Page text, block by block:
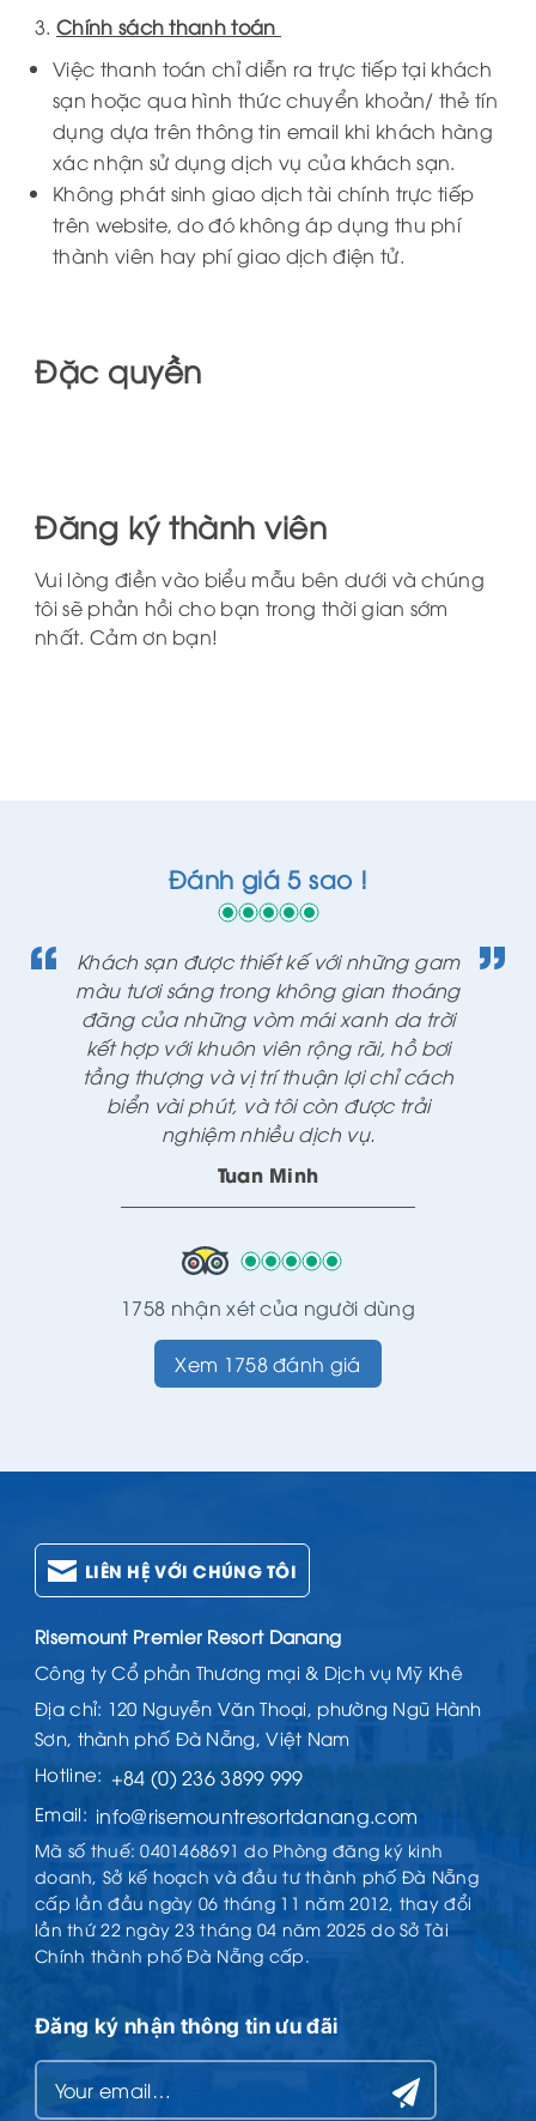
3. Chính sách thanh toán
Việc thanh toán chỉ diễn ra trực tiếp tại khách
sạn hoặc qua hình thức chuyển khoản/ thẻ tín
dụng dựa trên thông tin email khi khách hàng
xác nhận sử dụng dịch vụ của khách sạn.
Không phát sinh giao dịch tài chính trực tiếp
trên website, do đó không áp dụng thu phí
thành viên hay phí giao dịch điện tử.
Đặc quyền
Đăng ký thành viên
Vui lòng điền vào biểu mẫu bên dưới và chúng
tôi sẽ phản hồi cho bạn trong thời gian sớm
nhất. Cảm ơn bạn!
Đánh giá 5 sao !
Khách sạn được thiết kế với những gam
màu tươi sáng trong không gian thoáng
đãng của những vòm mái xanh da trời
kết hợp với khuôn viên rộng rãi, hồ bơi
tầng thượng và vị trí thuận lợi chỉ cách
biển vài phút, và tôi còn được trải
nghiệm nhiều dịch vụ.
Tuan Minh
1758 nhận xét của người dùng
Xem 1758 đánh giá
LIÊN HỆ VỚI CHÚNG TÔI
Risemount Premier Resort Danang
Công ty Cổ phần Thương mại & Dịch vụ Mỹ Khê
Địa chỉ: 120 Nguyễn Văn Thoại, phường Ngũ Hành
Sơn, thành phố Đà Nẵng, Việt Nam
Hotline: +84 (0) 236 3899 999
Email: info@risemountresortdanang.com
Mã số thuế: 0401468691 do Phòng đăng ký kinh
doanh, Sở kế hoạch và đầu tư thành phố Đà Nẵng
cấp lần đầu ngày 06 tháng 11 năm 2012, thay đổi
lần thứ 22 ngày 23 tháng 04 năm 2025 do Sở Tài
Chính thành phố Đà Nẵng cấp.
Đăng ký nhận thông tin ưu đãi